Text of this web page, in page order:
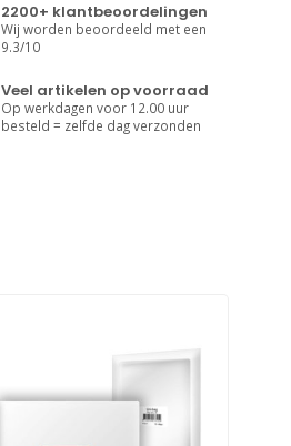
2200+ klantbeoordelingen
Wij worden beoordeeld met een
9.3/10
Veel artikelen op voorraad
Op werkdagen voor 12.00 uur
besteld = zelfde dag verzonden